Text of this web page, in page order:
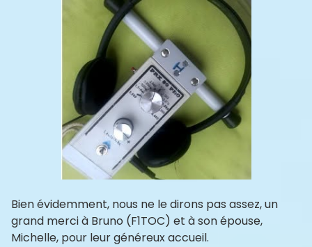
Bien évidemment, nous ne le dirons pas assez, un
grand merci à Bruno (F1TOC) et à son épouse,
Michelle, pour leur généreux accueil.